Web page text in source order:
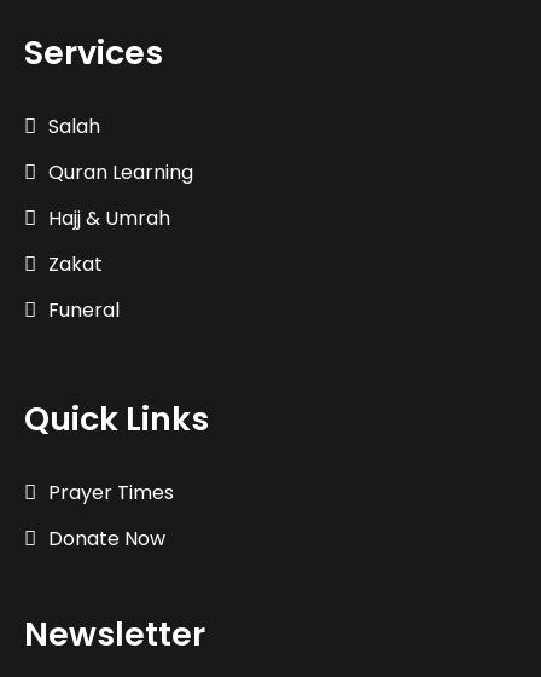
Services
Salah
Quran Learning
Hajj & Umrah
Zakat
Funeral
Quick Links
Prayer Times
Donate Now
Newsletter